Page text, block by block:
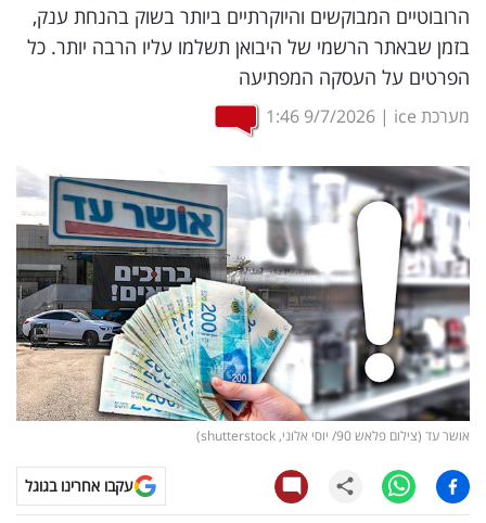
שיווק
ופרסום
משפט
מדדים
ומחקרים
דעות
רכילות
עסקית
קריפטו
ויראלי
טלוויזיה
הרובוטיים המבוקשים והיוקרתיים ביותר בשוק בהנחת ענק,
בזמן שבאתר הרשמי של היבואן תשלמו עליו הרבה יותר. כל
הפרטים על העסקה המפתיעה
מערכת ice |
9/7/2026
1:46
אושר עד (צילום פלאש 90/ יוסי אלוני, shutterstock)
עקבו אחרינו בגוגל